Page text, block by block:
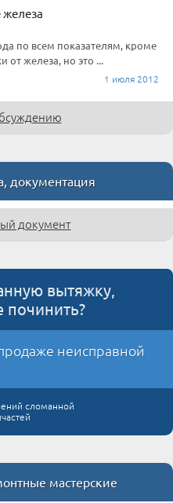
по всем показателям, кроме
от железа, но это ...
1 июля 2012
документация
документ
вытяжку,
починить?
неисправной
сломанной
мастерские